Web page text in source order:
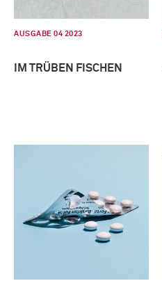
AUSGABE 04 2023
IM TRÜBEN FISCHEN